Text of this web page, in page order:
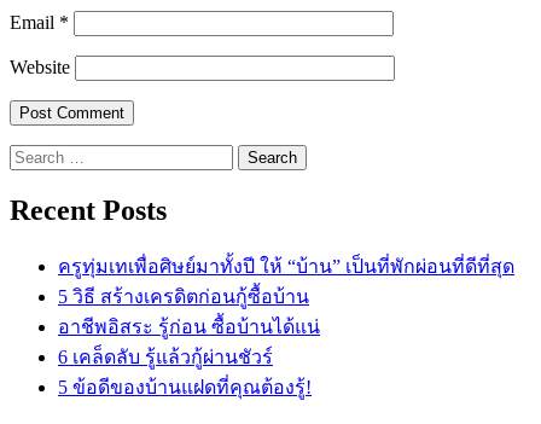
Email *
Website
Search
for:
Recent Posts
ครูทุ่มเทเพื่อศิษย์มาทั้งปี ให้ “บ้าน” เป็นที่พักผ่อนที่ดีที่สุด
5 วิธี สร้างเครดิตก่อนกู้ซื้อบ้าน
อาชีพอิสระ รู้ก่อน ซื้อบ้านได้แน่
6 เคล็ดลับ รู้แล้วกู้ผ่านชัวร์
5 ข้อดีของบ้านแฝดที่คุณต้องรู้!